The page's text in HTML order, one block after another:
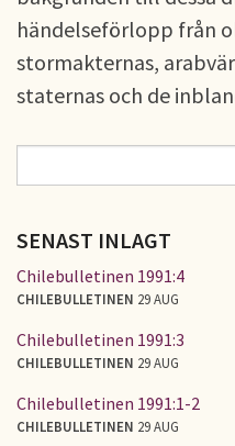
händelseförlopp från
stormakternas,
staternas och de
SÖKFORMULÄR
SENAST INLAGT
Chilebulletinen 1991:4
CHILEBULLETINEN 29 AUG
Chilebulletinen 1991:3
CHILEBULLETINEN 29 AUG
Chilebulletinen 1991:1-2
CHILEBULLETINEN 29 AUG